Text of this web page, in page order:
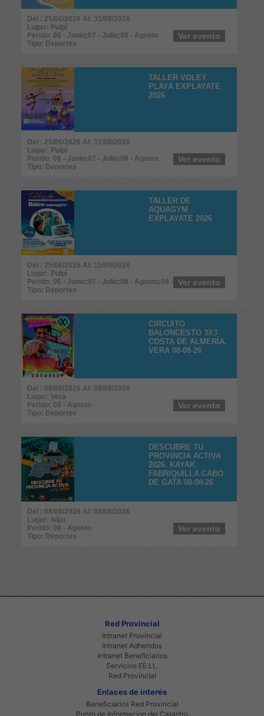
Del : 25/06/2026 Al: 31/08/2026
Lugar: Pulpí
Perido: 06 - Junio;07 - Julio;08 - Agosto
Tipo: Deportes
Ver evento
TALLER VOLEY
PLAYA EXPLAYATE
2026
Del : 25/06/2026 Al: 31/08/2026
Lugar: Pulpí
Perido: 06 - Junio;07 - Julio;08 - Agosto
Tipo: Deportes
Ver evento
TALLER DE
AQUAGYM
EXPLAYATE 2026
Del : 25/06/2026 Al: 15/09/2026
Lugar: Pulpí
Perido: 06 - Junio;07 - Julio;08 - Agosto;09 - Septiembre
Tipo: Deportes
Ver evento
CIRCUITO
BALONCESTO 3X3
COSTA DE ALMERÍA.
VERA 08-08-26
Del : 08/08/2026 Al: 08/08/2026
Lugar: Vera
Perido: 08 - Agosto
Tipo: Deportes
Ver evento
DESCUBRE TU
PROVINCIA ACTIVA
2026. KAYAK
FABRIQUILLA CABO
DE GATA 08-08-26
Del : 08/08/2026 Al: 08/08/2026
Lugar: Níjar
Perido: 08 - Agosto
Tipo: Deportes
Ver evento
Red Provincial
Intranet Provincial
Intranet Adheridos
Intranet Beneficiarios
Servicios EE.LL.
Red Provincial
Enlaces de interés
Beneficiarios Red Provincial
Punto de Informacion del Catastro